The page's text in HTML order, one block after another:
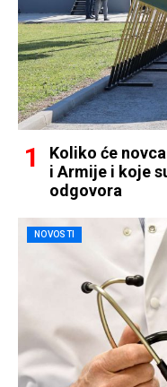
Koliko će
i Armije i koje
odgovora
NOVOSTI